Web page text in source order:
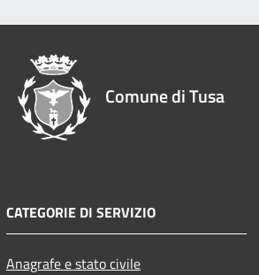
Comune di Tusa
CATEGORIE DI SERVIZIO
Anagrafe e stato civile